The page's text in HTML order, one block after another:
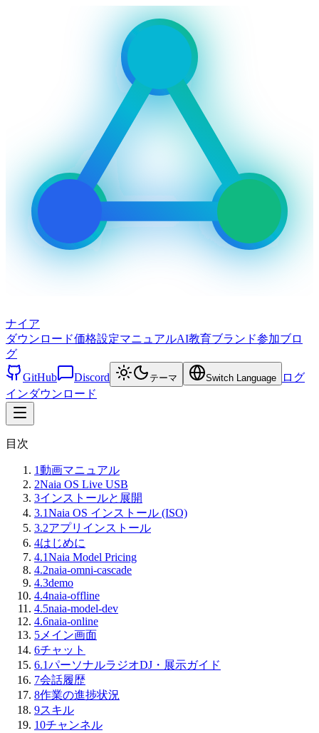
ナイア
ダウンロード価格設定マニュアルAI教育ブランド参加ブロ
グ
GitHub
Discord テーマ Switch Language
ログ
インダウンロード
目次
1動画マニュアル
2Naia OS Live USB
3インストールと展開
3.1Naia OS インストール (ISO)
3.2アプリインストール
4はじめに
4.1Naia Model Pricing
4.2naia-omni-cascade
4.3demo
4.4naia-offline
4.5naia-model-dev
4.6naia-online
5 メイン画面
6チャット
6.1パーソナルラジオDJ・展示ガイド
7会話履歴
8作業の進捗状況
9スキル
10チャンネル